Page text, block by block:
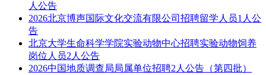
人公告
2026北京博声国际文化交流有限公司招聘留学人员1人公
告
北京大学生命科学学院实验动物中心招聘实验动物饲养
岗位人员2人公告
2026中国地质调查局局属单位招聘2人公告（第四批）